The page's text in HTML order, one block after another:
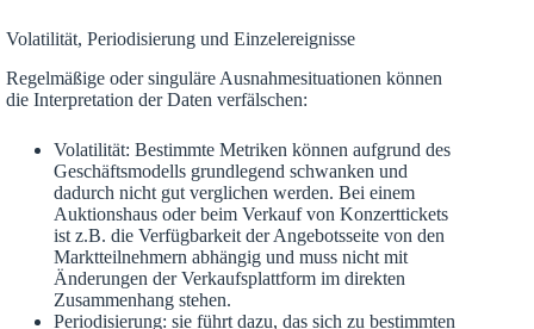
Volatilität, Periodisierung und Einzelereignisse
Regelmäßige oder singuläre Ausnahmesituationen können
die Interpretation der Daten verfälschen:
Volatilität: Bestimmte Metriken können aufgrund des
Geschäftsmodells grundlegend schwanken und
dadurch nicht gut verglichen werden. Bei einem
Auktionshaus oder beim Verkauf von Konzerttickets
ist z.B. die Verfügbarkeit der Angebotsseite von den
Marktteilnehmern abhängig und muss nicht mit
Änderungen der Verkaufsplattform im direkten
Zusammenhang stehen.
Periodisierung: sie führt dazu, das sich zu bestimmten